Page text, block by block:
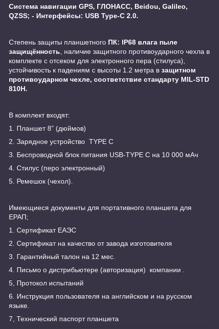
Система навигации GPS, ГЛОНАСС, Beidou, Galileo,
QZSS; - Интерфейсы: USB Type-C 2.0.
Степень защиты планшетного ПК: IP68 влага пыле
защищённость , наличие защитного противоударного чехла в
комплекте с отсеком для электронного пера (стилуса),
устойчивость к падениям с высоты 1.2 метра в защитном
противоударном чехле, соответствие стандарту MIL-STD
810H.
В комплект входят:
1. Планшет 8” (дюймов)
2. Зарядное устройство TYPE C
3. Беспроводной блок питания USB-TYPE C на 10 000 мАч
4. Стилус (перо электронный)
5. Ремешок (чехол).
Имеющиеся документы для портативного планшета для
ЕРАП;
1. Сертификат ЕАЭС
2. Сертификат на качество от завода изготовителя
3. Гарантийный талон на 12 мес.
4. Письмо о дистрибьютере (авторизация) компании .
5, Протокол испытаний
6. Инструкция пользователя на английском и на русском
языке.
7, Технический паспорт планшета